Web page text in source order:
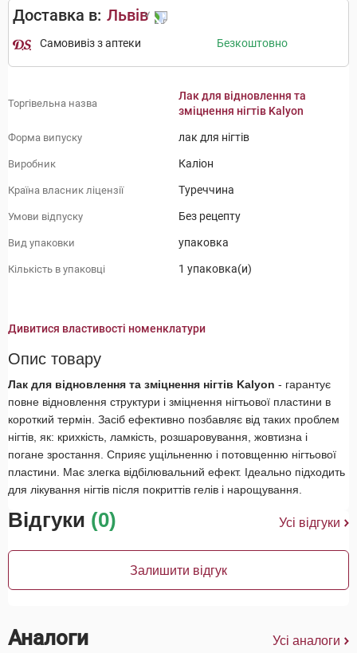
Доставка в: Львів
Самовивіз з аптеки Безкоштовно
Торгівельна назва
Лак для відновлення та
зміцнення нігтів Kalyon
Форма випуску лак для нігтів
Виробник Каліон
Країна власник ліцензії Туреччина
Умови відпуску Без рецепту
Вид упаковки упаковка
Кількість в упаковці 1 упаковка(и)
Дивитися властивості номенклатури
Опис товару
Лак для відновлення та зміцнення нігтів Kalyon - гарантує
повне відновлення структури і зміцнення нігтьової пластини в
короткий термін. Засіб ефективно позбавляє від таких проблем
нігтів, як: крихкість, ламкість, розшаровування, жовтизна і
погане зростання. Сприяє ущільненню і потовщенню нігтьової
пластини. Має злегка відбілювальний ефект. Ідеально підходить
для лікування нігтів після покриттів гелів і нарощування.
Відгуки (0) Усі відгуки
Залишити відгук
Аналоги Усі аналоги